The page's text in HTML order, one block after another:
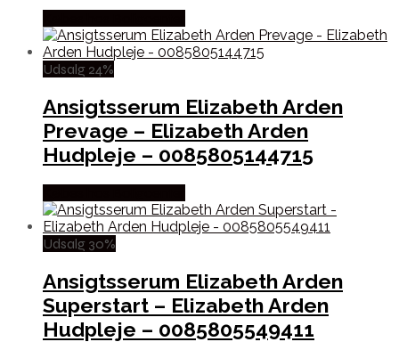
Udsalg 24%
Ansigtsserum Elizabeth Arden
Prevage – Elizabeth Arden
Hudpleje – 0085805144715
Udsalg 30%
Ansigtsserum Elizabeth Arden
Superstart – Elizabeth Arden
Hudpleje – 0085805549411